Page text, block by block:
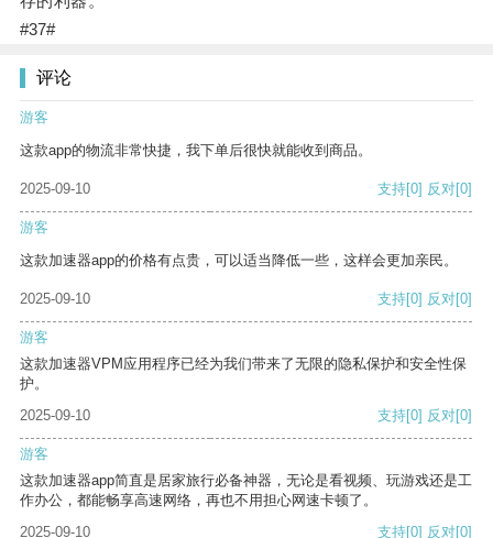
#37#
评论
游客
这款app的物流非常快捷，我下单后很快就能收到商品。
2025-09-10 支持[0] 反对[0]
游客
这款加速器app的价格有点贵，可以适当降低一些，这样会更加亲民。
2025-09-10 支持[0] 反对[0]
游客
这款加速器VPM应用程序已经为我们带来了无限的隐私保护和安全性保
护。
2025-09-10
支持[0] 反对[0]
游客
这款加速器app简直是居家旅行必备神器，无论是看视频、玩游戏还是工
作办公，都能畅享高速网络，再也不用担心网速卡顿了。
2025-09-10
支持[0] 反对[0]